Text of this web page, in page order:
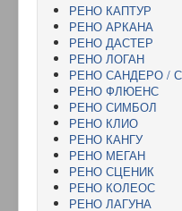
РЕНО КАПТУР
РЕНО АРКАНА
РЕНО ДАСТЕР
РЕНО ЛОГАН
РЕНО САНДЕРО /
РЕНО ФЛЮЕНС
РЕНО СИМБОЛ
РЕНО КЛИО
РЕНО КАНГУ
РЕНО МЕГАН
РЕНО СЦЕНИК
РЕНО КОЛЕОС
РЕНО ЛАГУНА